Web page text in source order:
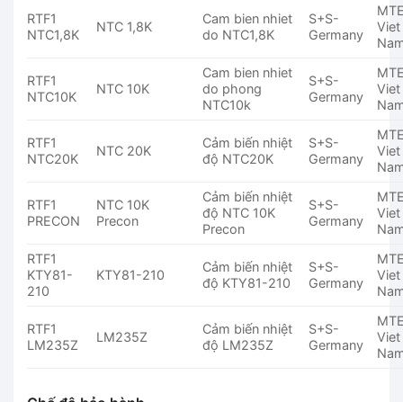
RTF1
NTC1,8K
NTC 1,8K
Cam bien nhiet
do NTC1,8K
S+S-
Germany
Viet
RTF1
NTC10K
NTC 10K
Cam bien nhiet
do phong
NTC10k
S+S-
Germany
Viet
RTF1
NTC20K
NTC 20K
Cảm biến nhiệt
độ NTC20K
S+S-
Germany
Viet
RTF1
PRECON
NTC 10K
Precon
Cảm biến nhiệt
độ NTC 10K
Precon
S+S-
Germany
Viet
RTF1
KTY81-
210
KTY81-210
Cảm biến nhiệt
độ KTY81-210
S+S-
Germany
Viet
RTF1
LM235Z
LM235Z
Cảm biến nhiệt
độ LM235Z
S+S-
Germany
Viet